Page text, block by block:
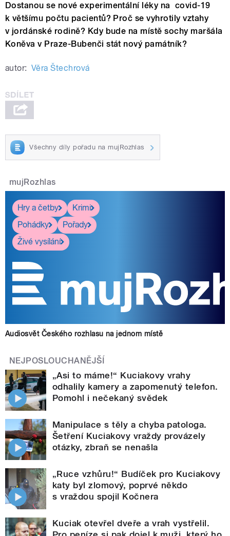
Dostanou se nové experimentální léky na covid-19
k většímu počtu pacientů? Proč se vyhrotily vztahy
v jordánské rodině? Kdy bude na místě sochy maršála
Koněva v Praze-Bubenči stát nový památník?
autor: Věra Štechrová
Všechny díly pořadu na mujRozhlas
mujRozhlas
Hry a četby
Krimi
Pohádky
Pořady
Živé vysílání
Audiosvět Českého rozhlasu na jednom místě
NEJPOSLOUCHANĚJŠÍ
„Asi to máme!“ Kuciakovy vrahy
odhalily kamery a zapomenutý telefon.
Pomohl i nečekaný svědek
Manipulace s těly a chyba patologa.
Šetření Kuciakovy vraždy provázely
otázky, zbraň se nenašla
„Ruce vzhůru!“ Budíček pro Kuciakovy
katy byl zlomový, poprvé někdo
s vraždou spojil Kočnera
Kuciak otevřel dveře a vrah vystřelil.